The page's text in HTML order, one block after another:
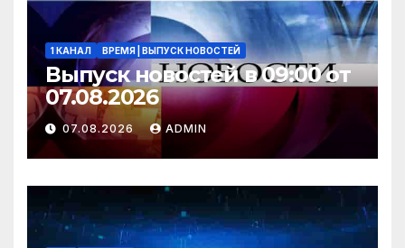
1 КАНАЛ ВРЕМЯ | ВЫПУСК НОВОСТЕЙ
Выпуск новостей в 09:00 от
07.08.2026
07.08.2026 ADMIN